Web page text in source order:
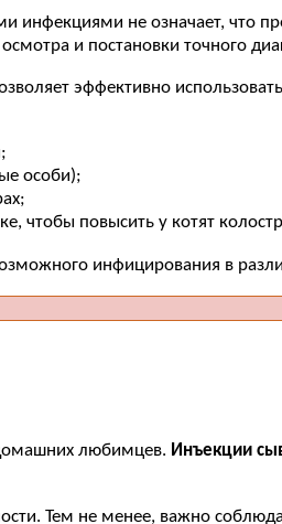
инфекциями не означает, что
и постановки точного
эффективно
особи);
чтобы повысить у котят
инфицирования в
любимцев. Инъекции
Тем не менее, важно